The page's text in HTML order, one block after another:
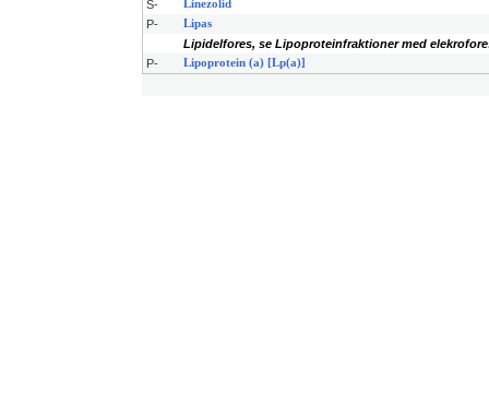
S-
Linezolid
P- Lipas
Lipidelfores, se Lipoproteinfraktioner med
P-
Lipoprotein (a) [Lp(a)]